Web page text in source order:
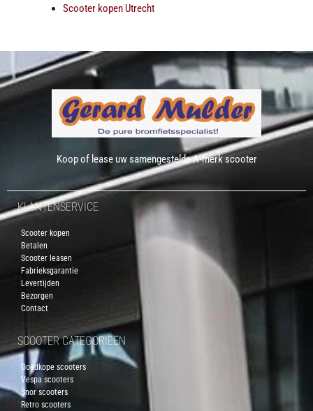
Scooter kopen Utrecht
Koop of lease uw samengestelde A-merk scooter
KLANTENSERVICE
Scooter kopen
Betalen
Scooter leasen
Fabrieksgarantie
Levertijden
Bezorgen
Contact
SCOOTER CATEGORIEËN
Goedkope scooters
Vespa scooters
Snor scooters
Retro scooters